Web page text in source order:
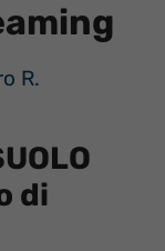
R.
di